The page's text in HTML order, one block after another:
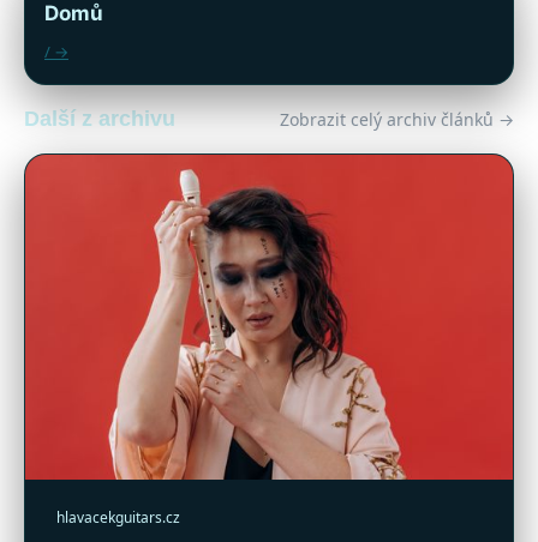
Domů
/ →
Další z archivu Zobrazit celý archiv článků →
hlavacekguitars.cz